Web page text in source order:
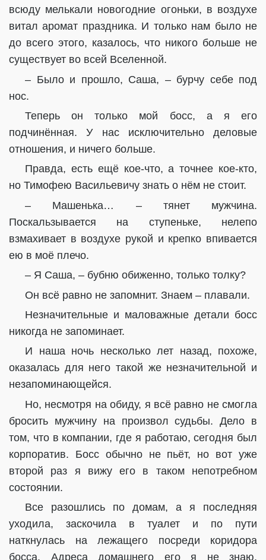
всюду мелькали новогодние огоньки, в воздухе
витал аромат праздника. И только нам было не
до всего этого, казалось, что никого больше не
существует во всей Вселенной.
– Было и прошло, Саша, – бурчу себе под
нос.
Теперь он только мой босс, а я его
подчинённая. У нас исключительно деловые
отношения, и ничего больше.
Правда, есть ещё кое-что, а точнее кое-кто,
но Тимофею Васильевичу знать о нём не стоит.
– Машенька… – тянет мужчина.
Поскальзывается на ступеньке, нелепо
взмахивает в воздухе рукой и крепко впивается
ею в моё плечо.
– Я Саша, – бубню обиженно, только толку?
Он всё равно не запомнит. Знаем – плавали.
Незначительные и маловажные детали босс
никогда не запоминает.
И наша ночь несколько лет назад, похоже,
оказалась для него такой же незначительной и
незапоминающейся.
Но, несмотря на обиду, я всё равно не смогла
бросить мужчину на произвол судьбы. Дело в
том, что в компании, где я работаю, сегодня был
корпоратив. Босс обычно не пьёт, но вот уже
второй раз я вижу его в таком непотребном
состоянии.
Все разошлись по домам, а я последняя
уходила, заскочила в туалет и по пути
наткнулась на лежащего посреди коридора
босса. Адреса домашнего его я не знаю,